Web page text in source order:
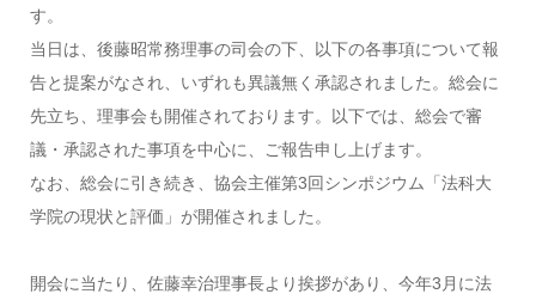
す。
当日は、後藤昭常務理事の司会の下、以下の各事項について報
告と提案がなされ、いずれも異議無く承認されました。総会に
先立ち、理事会も開催されております。以下では、総会で審
議・承認された事項を中心に、ご報告申し上げます。
なお、総会に引き続き、協会主催第3回シンポジウム「法科大
学院の現状と評価」が開催されました。
開会に当たり、佐藤幸治理事長より挨拶があり、今年3月に法